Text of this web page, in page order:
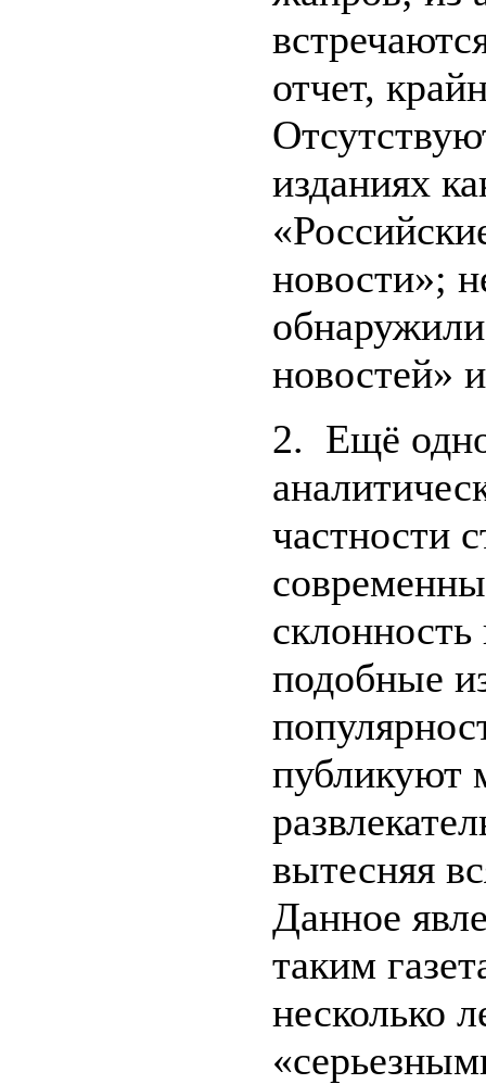
отчет,
изданиях
новости»;
новостей»
2. Ещё
частности
подобные
публикуют
вытесняя
Данное
таким
несколько